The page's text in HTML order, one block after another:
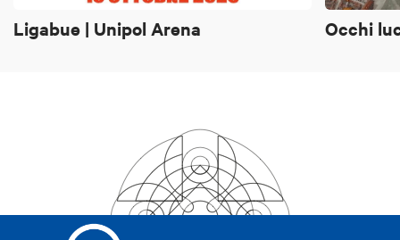
Ligabue | Unipol Arena Occhi